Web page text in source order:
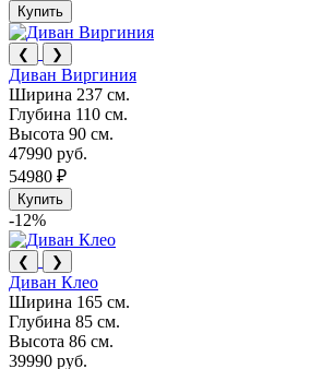
Купить
❮ ❯
Диван Виргиния
Ширина 237 см.
Глубина 110 см.
Высота 90 см.
47990 руб.
54980 ₽
Купить
-12%
❮ ❯
Диван Клео
Ширина 165 см.
Глубина 85 см.
Высота 86 см.
39990 руб.